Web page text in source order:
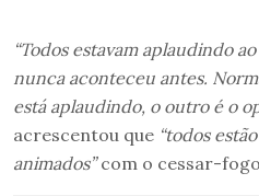
“Todos estavam aplaudindo
nunca aconteceu antes.
está aplaudindo, o outro é o
acrescentou que “todos
animados”com o cessar-